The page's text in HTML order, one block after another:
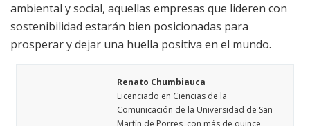
ambiental y social, aquellas empresas que lideren con
sostenibilidad estarán bien posicionadas para
prosperar y dejar una huella positiva en el mundo.
Renato Chumbiauca
Licenciado en Ciencias de la
Comunicación de la Universidad de San